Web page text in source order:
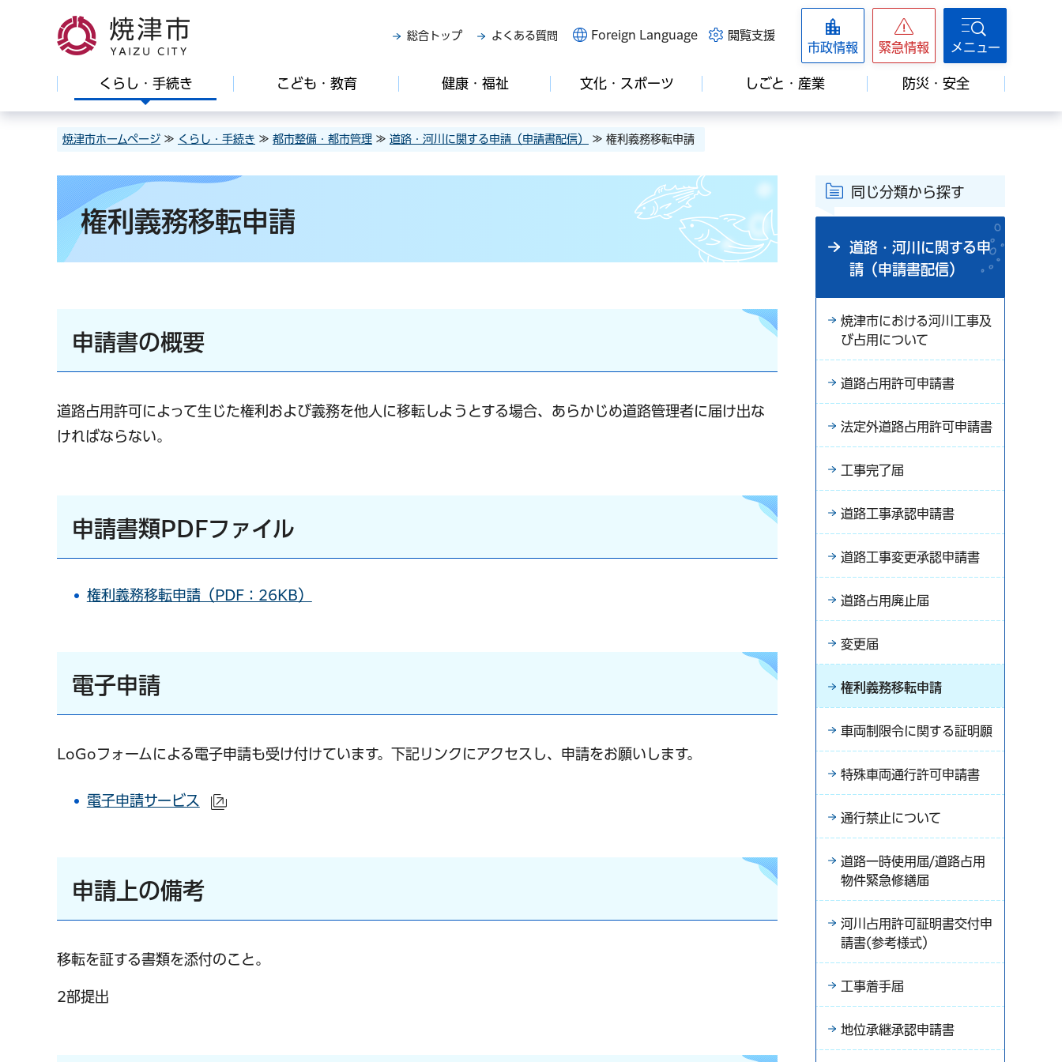
焼津市
総合トップ よくある質問 Foreign Language 閲覧支援
市政情報 緊急情報 メニュー
くらし・手続き こども・教育 健康・福祉 文化・スポーツ しごと・産業 防災・安全
焼津市ホームページ ≫ くらし・手続き ≫ 都市整備・都市管理 ≫ 道路・河川に関する申請（申請書配信） ≫ 権利義務移転申請
権利義務移転申請
申請書の概要
道路占用許可によって生じた権利および義務を他人に移転しようとする場合、あらかじめ道路管理者に届け出な
ければならない。
申請書類PDFファイル
権利義務移転申請（PDF：26KB）
電子申請
LoGoフォームによる電子申請も受け付けています。下記リンクにアクセスし、申請をお願いします。
電子申請サービス （外部サイトへリンク）
申請上の備考
移転を証する書類を添付のこと。
2部提出
同じ分類から探す
道路・河川に関する申
請（申請書配信）
焼津市における河川工事及
び占用について
道路占用許可申請書
法定外道路占用許可申請書
工事完了届
道路工事承認申請書
道路工事変更承認申請書
道路占用廃止届
変更届
権利義務移転申請
車両制限令に関する証明願
特殊車両通行許可申請書
通行禁止について
道路一時使用届/道路占用
物件緊急修繕届
河川占用許可証明書交付申
請書(参考様式）
工事着手届
地位承継承認申請書